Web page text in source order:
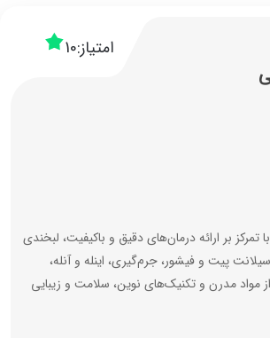
امتیاز:10
بر ارائه درمان‌های دقیق و باکیفیت، لبخندی
پیت و فیشور، جرم‌گیری، اینله و آنله،
مواد مدرن و تکنیک‌های نوین، سلامت و زیبایی